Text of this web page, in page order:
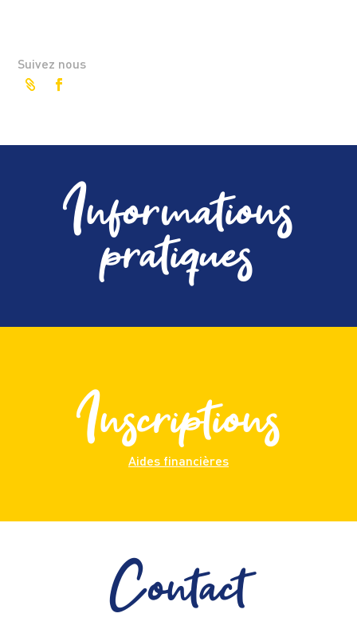
Suivez nous
Informations
pratiques
Inscriptions
Aides financières
Contact